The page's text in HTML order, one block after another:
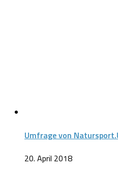
Umfrage von
20. April 2018